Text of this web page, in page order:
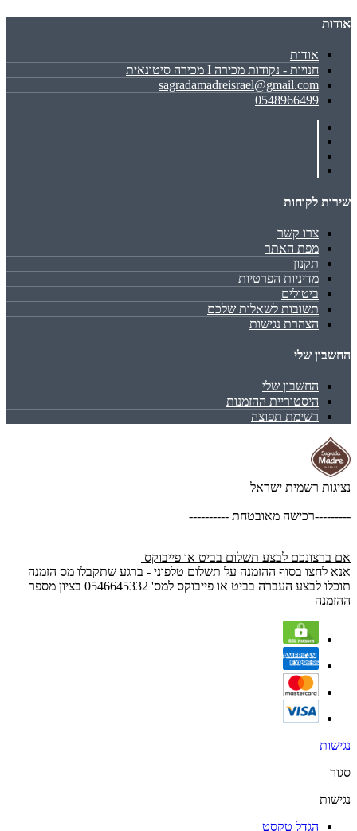
אודות
אודות
חנויות - נקודות מכירה I מכירה סיטונאית
sagradamadreisrael@gmail.com
0548966499
שירות לקוחות
צרו קשר
מפת האתר
תקנון
מדיניות הפרטיות
ביטולים
תשובות לשאלות שלכם
הצהרת נגישות
החשבון שלי
החשבון שלי
היסטוריית ההזמנות
רשימת תפוצה
נציגות רשמית ישראל
---------רכישה מאובטחת ----------
אם ברצונכם לבצע תשלום בביט או פייבוקס
אנא לחצו בסוף ההזמנה על תשלום טלפוני - ברגע שתקבלו מס הזמנה
תוכלו לבצע העברה בביט או פייבוקס למס' 0546645332 בציון מספר
ההזמנה
נגישות
סגור
נגישות
הגדל טקסט